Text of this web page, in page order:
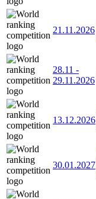
21.11.2026
28.11 -
29.11.2026
13.12.2026
30.01.2027